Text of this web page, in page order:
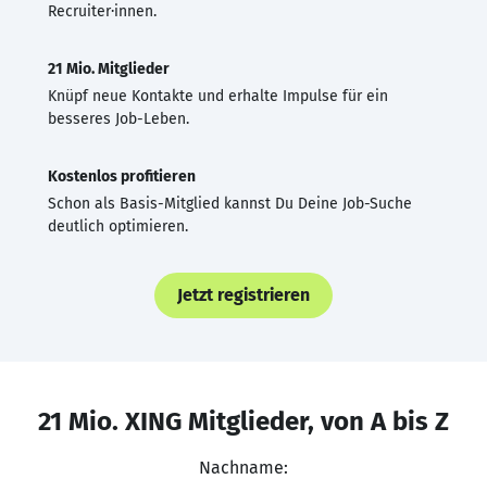
Recruiter·innen.
21 Mio. Mitglieder
Knüpf neue Kontakte und erhalte Impulse für ein
besseres Job-Leben.
Kostenlos profitieren
Schon als Basis-Mitglied kannst Du Deine Job-Suche
deutlich optimieren.
Jetzt registrieren
21 Mio. XING Mitglieder, von A bis Z
Nachname: